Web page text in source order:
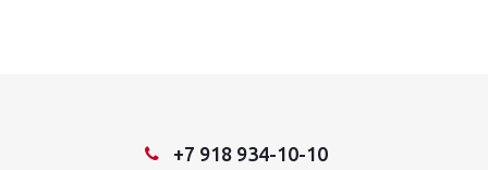
+7 918 934-10-10